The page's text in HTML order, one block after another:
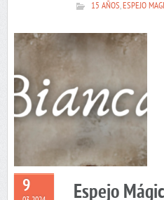
15 AÑOS,ESPEJO
9 Espejo